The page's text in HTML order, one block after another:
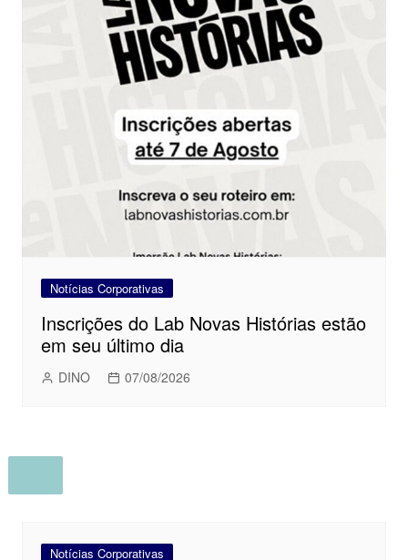
Notícias Corporativas
Inscrições do Lab Novas Histórias estão
em seu último dia
DINO 07/08/2026
Notícias Corporativas